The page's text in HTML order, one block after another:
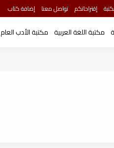
إقتراحاتكم تواصل معنا إضافة كتاب
مكتبة اللغة العربية مكتبة الأدب العام